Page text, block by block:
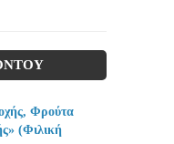
Φρούτα
(Φιλική